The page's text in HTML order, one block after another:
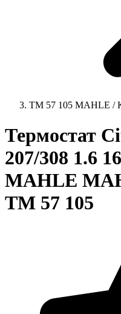
TM 57 105 MAHLE /
Термостат
207/308 1.6
MAHLE
TM 57 105